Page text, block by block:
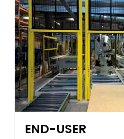
END-USER